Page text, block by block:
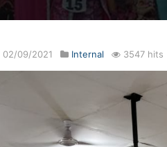
02/09/2021 Internal 3547 hits